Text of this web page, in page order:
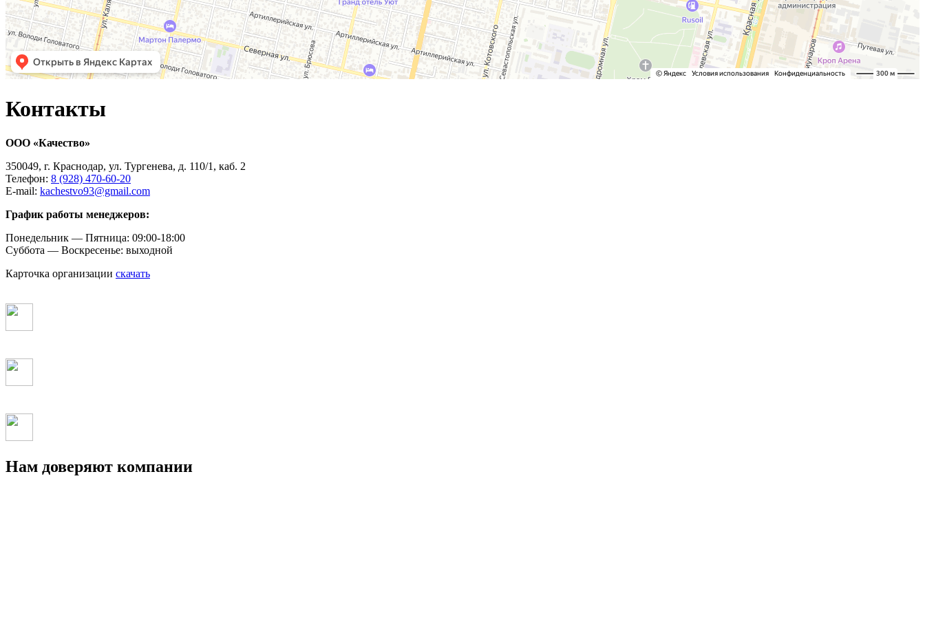
Контакты
ООО «Качество»
350049, г. Краснодар, ул. Тургенева, д. 110/1, каб. 2
Телефон: 8 (928) 470-60-20
E-mail: kachestvo93@gmail.com
График работы менеджеров:
Понедельник — Пятница: 09:00-18:00
Суббота — Воскресенье: выходной
Карточка организации скачать
Нам доверяют компании